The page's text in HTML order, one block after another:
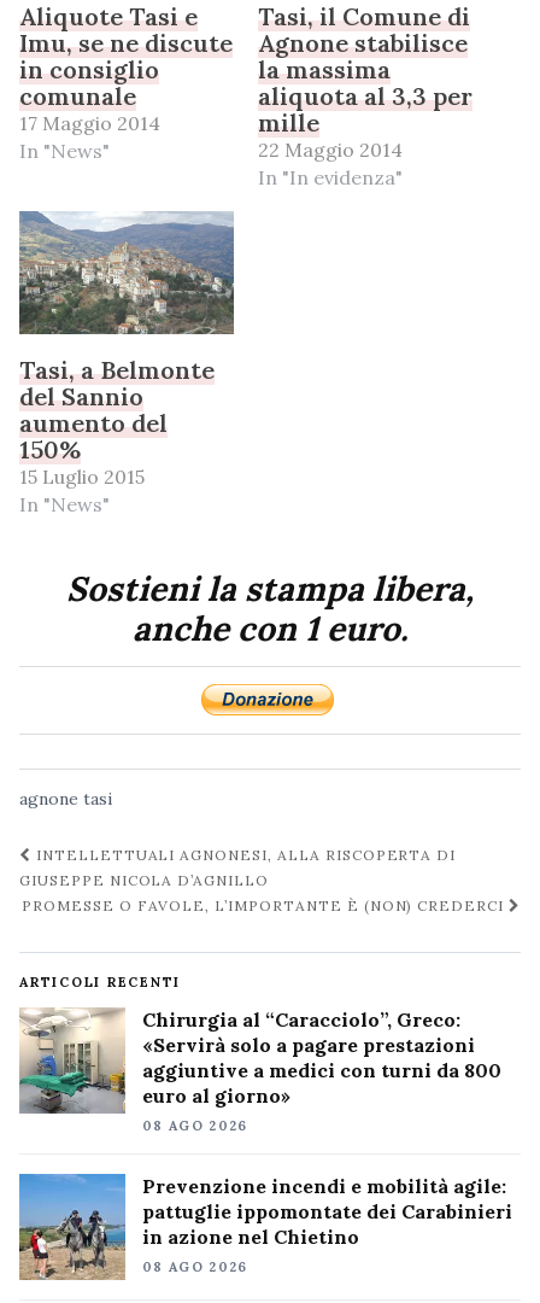
Aliquote Tasi e
Imu, se ne discute
in consiglio
comunale
17 Maggio 2014
In "News"
Tasi, il Comune di
Agnone stabilisce
la massima
aliquota al 3,3 per
mille
22 Maggio 2014
In "In evidenza"
Tasi, a Belmonte
del Sannio
aumento del
150%
15 Luglio 2015
In "News"
Sostieni la stampa libera,
anche con 1 euro.
agnone tasi
Navigazione
post
INTELLETTUALI AGNONESI, ALLA RISCOPERTA DI
GIUSEPPE NICOLA D’AGNILLO
PROMESSE O FAVOLE, L’IMPORTANTE È (NON) CREDERCI
ARTICOLI RECENTI
Chirurgia al “Caracciolo”, Greco:
«Servirà solo a pagare prestazioni
aggiuntive a medici con turni da 800
euro al giorno»
08 AGO 2026
Prevenzione incendi e mobilità agile:
pattuglie ippomontate dei Carabinieri
in azione nel Chietino
08 AGO 2026